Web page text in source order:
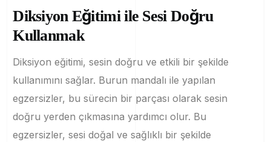
Diksiyon Eğitimi ile Sesi Doğru
Kullanmak
Diksiyon eğitimi, sesin doğru ve etkili bir şekilde
kullanımını sağlar. Burun mandalı ile yapılan
egzersizler, bu sürecin bir parçası olarak sesin
doğru yerden çıkmasına yardımcı olur. Bu
egzersizler, sesi doğal ve sağlıklı bir şekilde